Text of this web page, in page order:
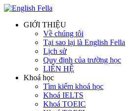
GIỚI THIỆU
Về chúng tôi
Tại sao lại là English Fella
Lịch sử
Quy định của trường học
LIÊN HỆ
Khoá học
Tìm kiếm khoá học
Khoá IELTS
Khoá TOEIC